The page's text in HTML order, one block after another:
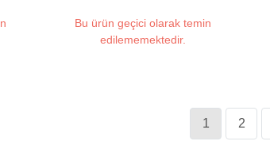
Bu ürün geçici olarak temin
edilememektedir.
1 2